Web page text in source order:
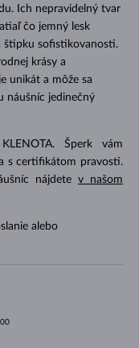
Ich nepravidelný tvar
čo jemný lesk
štipku sofistikovanosti.
krásy a
unikát a môže sa
náušníc jedinečný
Šperk vám
s certifikátom pravosti.
nájdete v našom
alebo